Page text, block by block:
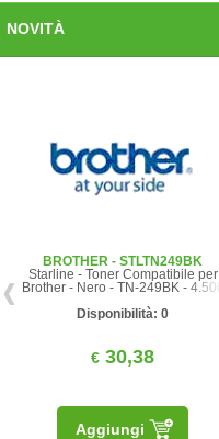
NOVITÀ
BROTHER - STLTN249BK
Starline - Toner Compatibile per
Brother - Nero - TN-249BK - 4.500
Disponibilità: 0
€ 30,38
Aggiungi